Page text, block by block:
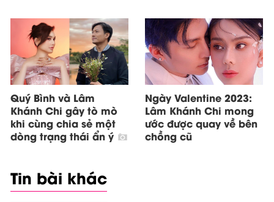
Quý Bình và Lâm
Khánh Chi gây tò mò
khi cùng chia sẻ một
dòng trạng thái ẩn ý
Ngày Valentine 2023:
Lâm Khánh Chi mong
ước được quay về bên
chồng cũ
Tin bài khác